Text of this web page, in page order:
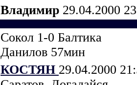
Владимир 29.04.2000
Сокол 1-0 Балтика
Данилов 57мин
КОСТЯН 29.04.2000